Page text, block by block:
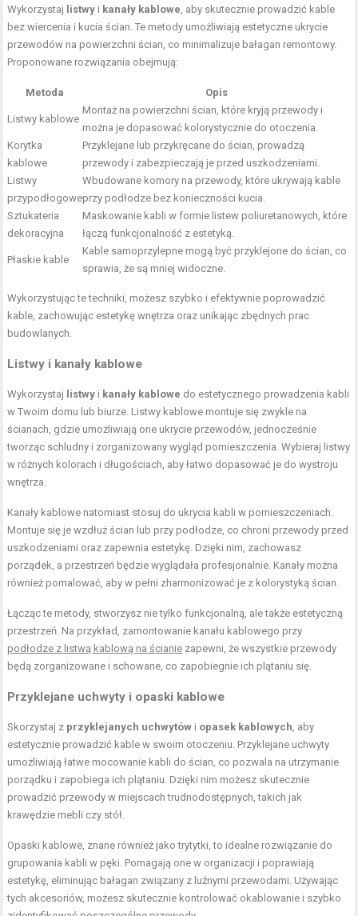
Wykorzystaj listwy i kanały kablowe , aby skutecznie prowadzić kable
bez wiercenia i kucia ścian. Te metody umożliwiają estetyczne ukrycie
przewodów na powierzchni ścian, co minimalizuje bałagan remontowy.
Proponowane rozwiązania obejmują:
Metoda Opis
Listwy kablowe
Montaż na powierzchni ścian, które kryją przewody i
można je dopasować kolorystycznie do otoczenia.
Korytka
kablowe
Przyklejane lub przykręcane do ścian, prowadzą
przewody i zabezpieczają je przed uszkodzeniami.
Listwy
przypodłogowe
Wbudowane komory na przewody, które ukrywają kable
przy podłodze bez konieczności kucia.
Sztukateria
dekoracyjna
Maskowanie kabli w formie listew poliuretanowych, które
łączą funkcjonalność z estetyką.
Płaskie kable
Kable samoprzylepne mogą być przyklejone do ścian, co
sprawia, że są mniej widoczne.
Wykorzystując te techniki, możesz szybko i efektywnie poprowadzić
kable, zachowując estetykę wnętrza oraz unikając zbędnych prac
budowlanych.
Listwy i kanały kablowe
Wykorzystaj listwy i kanały kablowe do estetycznego prowadzenia kabli
w Twoim domu lub biurze. Listwy kablowe montuje się zwykle na
ścianach, gdzie umożliwiają one ukrycie przewodów, jednocześnie
tworząc schludny i zorganizowany wygląd pomieszczenia. Wybieraj listwy
w różnych kolorach i długościach, aby łatwo dopasować je do wystroju
wnętrza.
Kanały kablowe natomiast stosuj do ukrycia kabli w pomieszczeniach.
Montuje się je wzdłuż ścian lub przy podłodze, co chroni przewody przed
uszkodzeniami oraz zapewnia estetykę. Dzięki nim, zachowasz
porządek, a przestrzeń będzie wyglądała profesjonalnie. Kanały można
również pomalować, aby w pełni zharmonizować je z kolorystyką ścian.
Łącząc te metody, stworzysz nie tylko funkcjonalną, ale także estetyczną
przestrzeń. Na przykład, zamontowanie kanału kablowego przy
podłodze z listwą kablową na ścianie zapewni, że wszystkie przewody
będą zorganizowane i schowane, co zapobiegnie ich plątaniu się.
Przyklejane uchwyty i opaski kablowe
Skorzystaj z przyklejanych uchwytów i opasek kablowych , aby
estetycznie prowadzić kable w swoim otoczeniu. Przyklejane uchwyty
umożliwiają łatwe mocowanie kabli do ścian, co pozwala na utrzymanie
porządku i zapobiega ich plątaniu. Dzięki nim możesz skutecznie
prowadzić przewody w miejscach trudnodostępnych, takich jak
krawędzie mebli czy stół.
Opaski kablowe, znane również jako trytytki, to idealne rozwiązanie do
grupowania kabli w pęki. Pomagają one w organizacji i poprawiają
estetykę, eliminując bałagan związany z luźnymi przewodami. Używając
tych akcesoriów, możesz skutecznie kontrolować okablowanie i szybko